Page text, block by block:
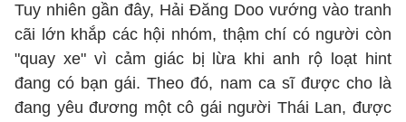
Tuy nhiên gần đây, Hải Đăng Doo vướng vào tranh
cãi lớn khắp các hội nhóm, thậm chí có người còn
"quay xe" vì cảm giác bị lừa khi anh rộ loạt hint
đang có bạn gái. Theo đó, nam ca sĩ được cho là
đang yêu đương một cô gái người Thái Lan, được